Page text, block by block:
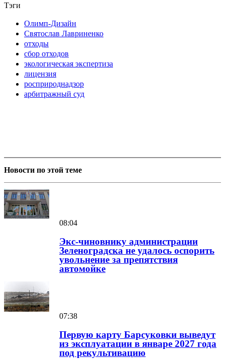
Тэги
Олимп-Дизайн
Святослав Лавриненко
отходы
сбор отходов
экологическая экспертиза
лицензия
росприроднадзор
арбитражный суд
Новости по этой теме
08:04
Экс-чиновнику администрации
Зеленоградска не удалось оспорить
увольнение за препятствия
автомойке
07:38
Первую карту Барсуковки выведут
из эксплуатации в январе 2027 года
под рекультивацию